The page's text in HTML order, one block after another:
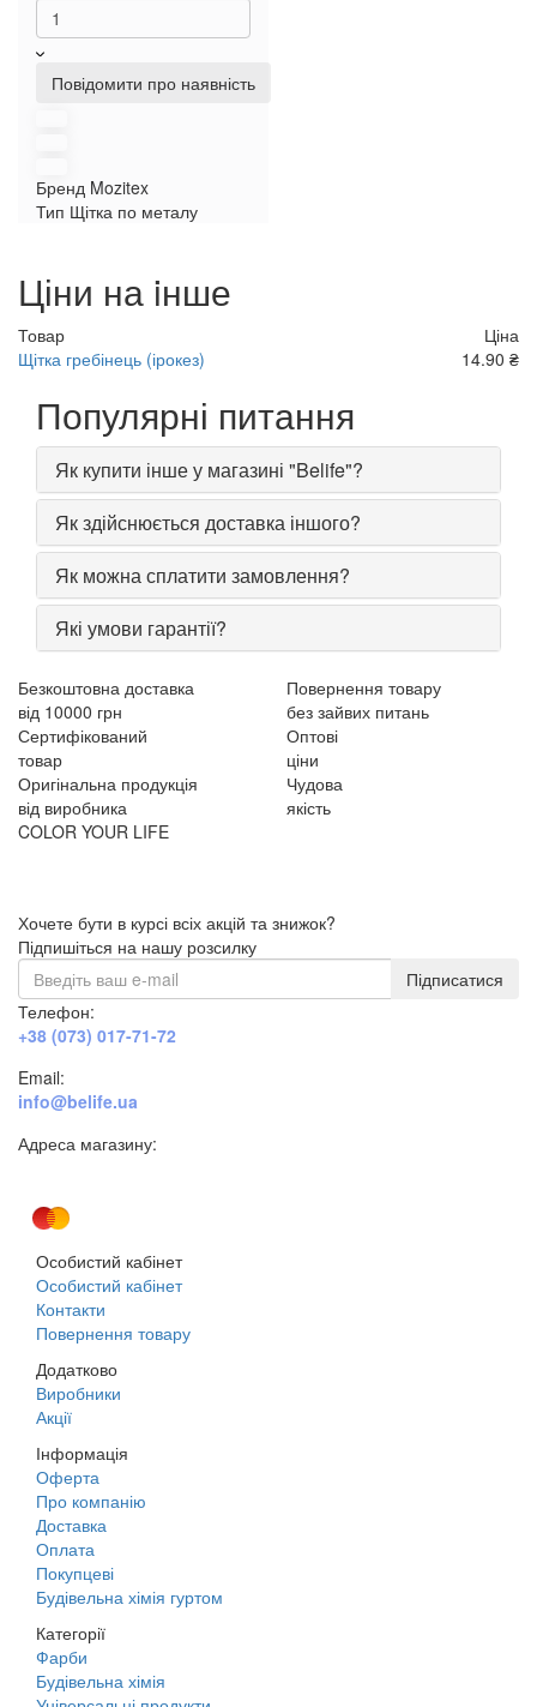
Повідомити про наявність
Бренд Mozitex
Тип Щітка по металу
Ціни на iнше
Товар
Ціна
Щітка гребінець (ірокез)
14.90 ₴
Популярні питання
Як купити інше у магазині "Belife"?
Як здійснюється доставка іншого?
Як можна сплатити замовлення?
Які умови гарантії?
Безкоштовна доставка
від 10000 грн
Повернення товару
без зайвих питань
Сертифікований
товар
Оптові
ціни
Оригінальна продукція
від виробника
Чудова
якість
COLOR YOUR LIFE
Хочете бути в курсі всіх акцій та знижок?
Підпишіться на нашу розсилку
Підписатися
Телефон:
+38 (073) 017-71-72
Email:
info@belife.ua
Адреса магазину:
Особистий кабінет
Особистий кабінет
Контакти
Повернення товару
Додатково
Виробники
Акції
Інформація
Оферта
Про компанію
Доставка
Оплата
Покупцеві
Будівельна хімія гуртом
Категорії
Фарби
Будівельна хімія